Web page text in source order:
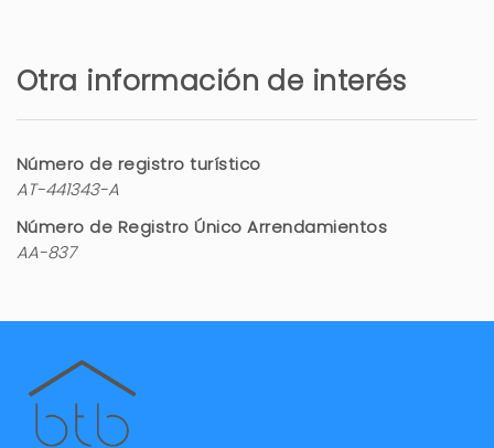
La limpieza de la piscina
Gracias por sus comentarios,
tomamos nota. Un saludo
Para repetir
Jesus (España)
Otra información de interés
Número de registro turístico
AT-441343-A
Número de Registro Único Arrendamientos
AA-837